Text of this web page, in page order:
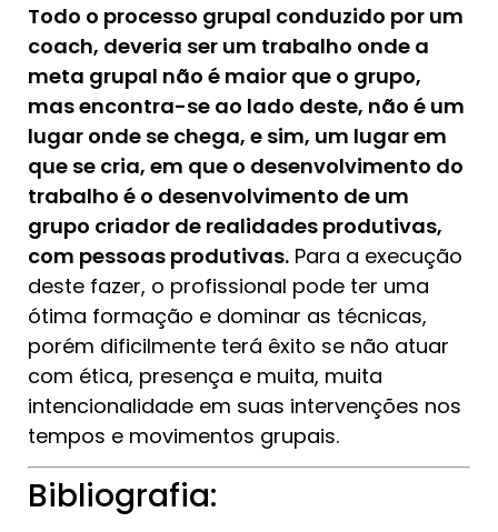
Todo o processo grupal conduzido por um
coach, deveria ser um trabalho onde a
meta grupal não é maior que o grupo,
mas encontra-se ao lado deste, não é um
lugar onde se chega, e sim, um lugar em
que se cria, em que o desenvolvimento do
trabalho é o desenvolvimento de um
grupo criador de realidades produtivas,
com pessoas produtivas. Para a execução
deste fazer, o profissional pode ter uma
ótima formação e dominar as técnicas,
porém dificilmente terá êxito se não atuar
com ética, presença e muita, muita
intencionalidade em suas intervenções nos
tempos e movimentos grupais.
Bibliografia: